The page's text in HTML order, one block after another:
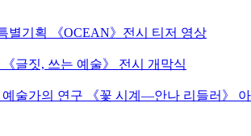
별기획 《OCEAN》전시 티저 영상
《글짓, 쓰는 예술》 전시 개막식
예술가의 연구 《꽃 시계―안나 리들러》 아